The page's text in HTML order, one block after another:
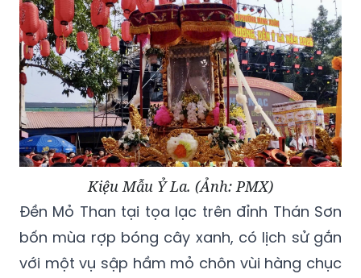
Kiệu Mẫu Ỷ La. (Ảnh: PMX)
Đền Mỏ Than tại tọa lạc trên đỉnh Thán Sơn
bốn mùa rợp bóng cây xanh, có lịch sử gắn
với một vụ sập hầm mỏ chôn vùi hàng chục